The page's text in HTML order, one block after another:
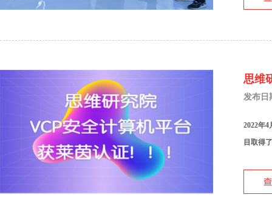
思维
发布日
2022年
目取得